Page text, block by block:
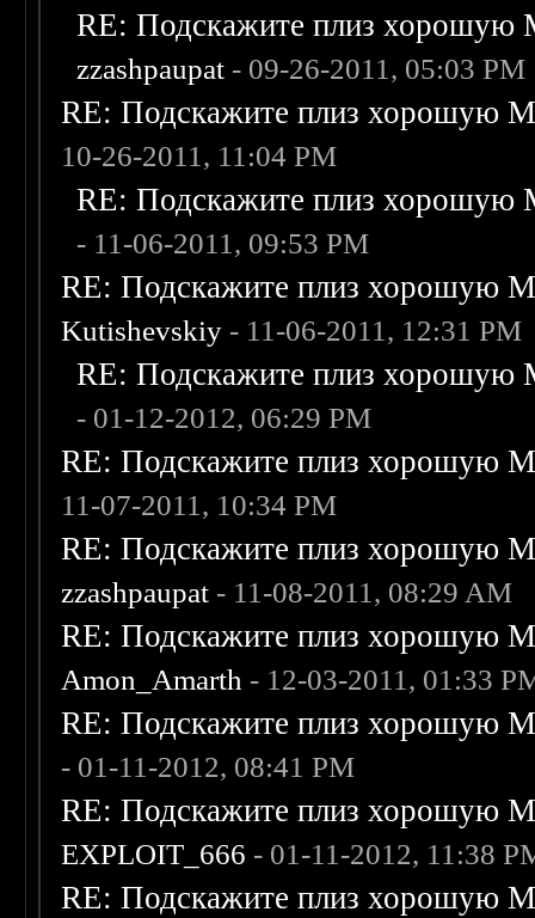
RE: Подскажите плиз хорошую
zzashpaupat - 09-26-2011, 05:03 PM
RE: Подскажите плиз хорошую
10-26-2011, 11:04 PM
RE: Подскажите плиз хорошую
- 11-06-2011, 09:53 PM
RE: Подскажите плиз хорошую
Kutishevskiy - 11-06-2011, 12:31 PM
RE: Подскажите плиз хорошую
- 01-12-2012, 06:29 PM
RE: Подскажите плиз хорошую
11-07-2011, 10:34 PM
RE: Подскажите плиз хорошую
zzashpaupat - 11-08-2011, 08:29 AM
RE: Подскажите плиз хорошую
Amon_Amarth - 12-03-2011, 01:33
RE: Подскажите плиз хорошую
- 01-11-2012, 08:41 PM
RE: Подскажите плиз хорошую
EXPLOIT_666 - 01-11-2012, 11:38
RE: Подскажите плиз хорошую